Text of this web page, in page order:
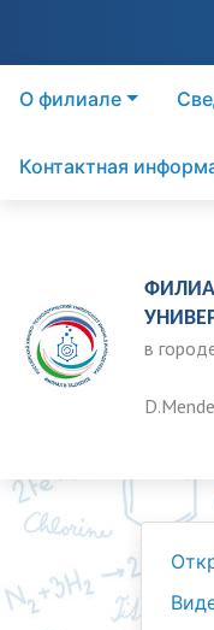
О филиале
Контактная
в